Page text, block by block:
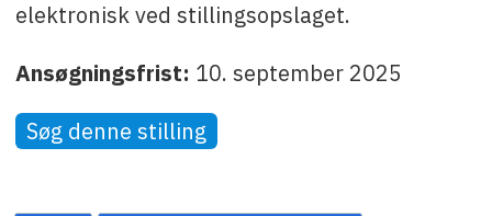
elektronisk ved stillingsopslaget.
Ansøgningsfrist: 10. september 2025
Søg denne stilling